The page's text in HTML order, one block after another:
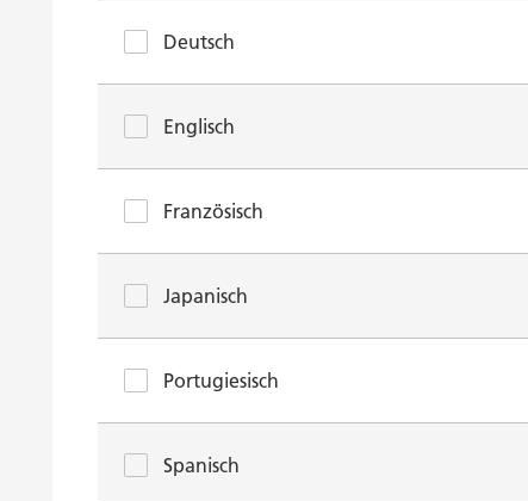
Deutsch
Englisch
Französisch
Japanisch
Portugiesisch
Spanisch